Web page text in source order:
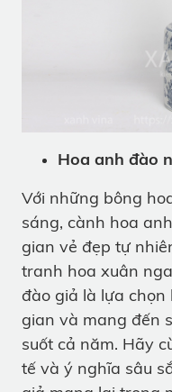
Hoa anh đào
Với những bông
sáng, cành hoa
gian vẻ đẹp tự
tranh hoa xuân
đào giả là lựa
gian và mang đến
suốt cả năm. Hãy
tế và ý nghĩa sâu